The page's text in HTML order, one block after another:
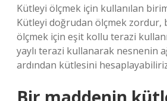
Kütleyi ölçmek için kullanılan
Kütleyi doğrudan ölçmek zordur,
ölçmek için eşit kollu terazi
yaylı terazi kullanarak nesnenin
ardından kütlesini